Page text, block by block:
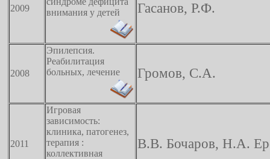
2009
внимания у детей
Гасанов, Р.Ф.
2008
Эпилепсия.
Реабилитация
больных, лечение
Громов, С.А.
2011
Игровая
зависимость:
клиника, патогенез,
терапия :
коллективная
В.В. Бочаров, Н.А.